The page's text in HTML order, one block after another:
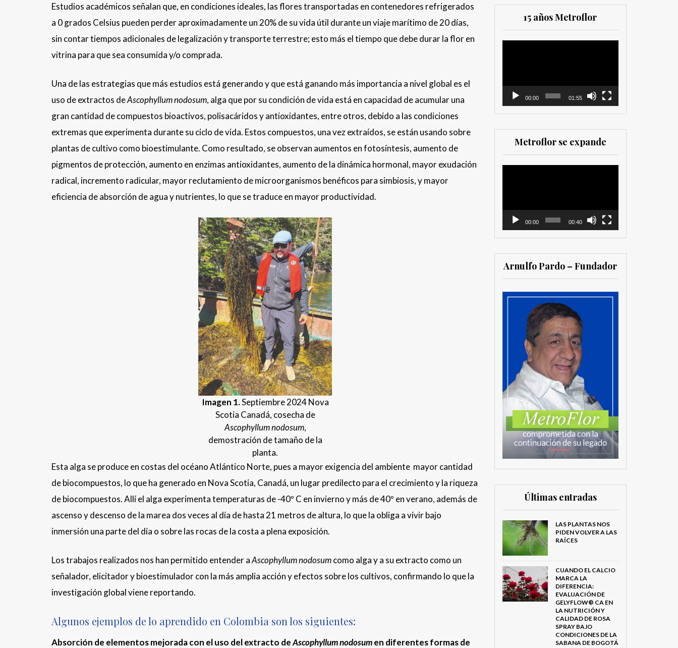
Estudios académicos señalan que, en condiciones ideales, las flores transportadas en contenedores refrigerados
a 0 grados Celsius pueden perder aproximadamente un 20% de su vida útil durante un viaje marítimo de 20 días,
sin contar tiempos adicionales de legalización y transporte terrestre; esto más el tiempo que debe durar la flor en
vitrina para que sea consumida y/o comprada.
Una de las estrategias que más estudios está generando y que está ganando más importancia a nivel global es el
uso de extractos deAscophyllum nodosum, alga que por su condición de vida está en capacidad de acumular una
gran cantidad de compuestos bioactivos, polisacáridos y antioxidantes, entre otros, debido a las condiciones
extremas que experimenta durante su ciclo de vida. Estos compuestos, una vez extraídos, se están usando sobre
plantas de cultivo como bioestimulante. Como resultado, se observan aumentos en fotosíntesis, aumento de
pigmentos de protección, aumento en enzimas antioxidantes, aumento de la dinámica hormonal, mayor exudación
radical, incremento radicular, mayor reclutamiento de microorganismos benéficos para simbiosis, y mayor
eficiencia de absorción de agua y nutrientes, lo que se traduce en mayor productividad.
Imagen 1.Septiembre 2024 Nova
Scotia Canadá, cosecha de
Ascophyllum nodosum,
demostración de tamaño de la
planta.
Esta alga se produce en costas del océano Atlántico Norte, pues a mayor exigencia del ambiente mayor cantidad
de biocompuestos, lo que ha generado en Nova Scotia, Canadá, un lugar predilecto para el crecimiento y la riqueza
de biocompuestos. Allí el alga experimenta temperaturas de -40º C en invierno y más de 40º en verano, además de
ascenso y descenso de la marea dos veces al día de hasta 21 metros de altura, lo que la obliga a vivir bajo
inmersión una parte del día o sobre las rocas de la costa a plena exposición.
Los trabajos realizados nos han permitido entender aAscophyllum nodosumcomo alga y a su extracto como un
señalador, elicitador y bioestimulador con la más amplia acción y efectos sobre los cultivos, confirmando lo que la
investigación global viene reportando.
Algunos ejemplos de lo aprendido en Colombia son los siguientes:
Absorción de elementos mejorada con el uso del extracto deAscophyllum nodosumen diferentes formas de
15 años Metroflor
00:00 01:55
Metroflor se expande
00:00 00:40
Arnulfo Pardo – Fundador
Últimas entradas
LAS PLANTAS NOS
PIDEN VOLVER A LAS
RAÍCES
CUANDO EL CALCIO
MARCA LA
DIFERENCIA:
EVALUACIÓN DE
GELYFLOW® CA EN
LA NUTRICIÓN Y
CALIDAD DE ROSA
SPRAY BAJO
CONDICIONES DE LA
SABANA DE BOGOTÁ